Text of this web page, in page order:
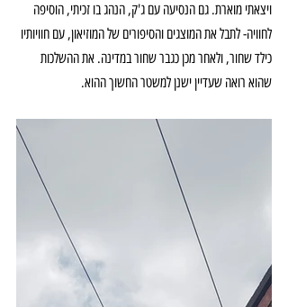
ויצאתי מוארת. גם הנסיעה עם ג'ק, הנהג בו זכיתי, הוסיפה
לחוויה- לתבל את המוצגים והסיפורים של המוזיאון, עם חוויותיו
כילד שחור, ולאחר מכן כגבר שחור במדינה. את ההשלכות
שהוא רואה שעדיין ישנן למשטר החשוך ההוא.